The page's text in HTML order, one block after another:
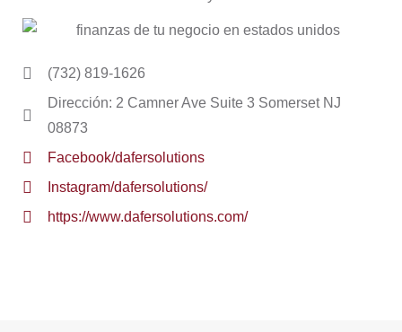
(732) 819-1626
Dirección: 2 Camner Ave Suite 3 Somerset NJ
08873
Facebook/dafersolutions
Instagram/dafersolutions/
https://www.dafersolutions.com/